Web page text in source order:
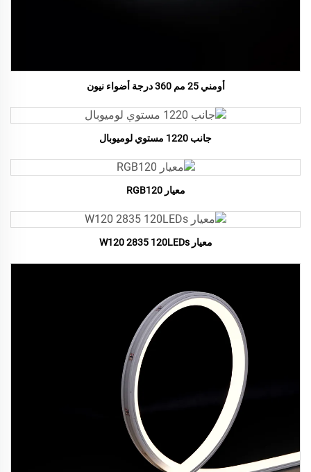
أومني 25 مم 360 درجة أضواء نيون
جانب 1220 مستوي لوميوبال
معيار RGB120
معيار W120 2835 120LEDs